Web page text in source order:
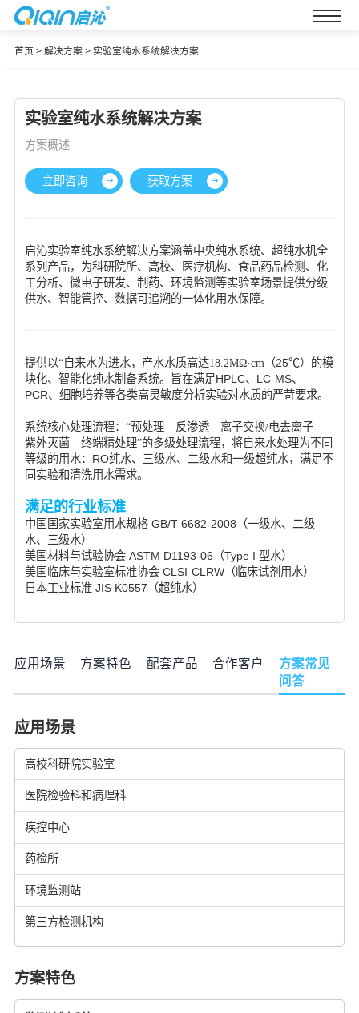
首页 > 解决方案> 实验室纯水系统解决方案
实验室纯水系统解决方案
方案概述
立即咨询 获取方案
启沁实验室纯水系统解决方案涵盖中央纯水系统、超纯水机全
系列产品，为科研院所、高校、医疗机构、食品药品检测、化
工分析、微电子研发、制药、环境监测等实验室场景提供分级
供水、智能管控、数据可追溯的一体化用水保障。
提供以“自来水为进水，产水水质高达18.2MΩ·cm （25℃）的模
块化、智能化纯水制备系统。旨在满足HPLC、LC-MS、
PCR、细胞培养等各类高灵敏度分析实验对水质的严苛要求。
系统核心处理流程：“预处理—反渗透—离子交换/电去离子—
紫外灭菌—终端精处理”的多级处理流程，将自来水处理为不同
等级的用水： RO纯水、三级水、二级水和一级超纯水，满足不
同实验和清洗用水需求。
满足的行业标准
中国国家实验室用水规格 GB/T 6682-2008（一级水、二级
水、三级水）
美国材料与试验协会 ASTM D1193-06（Type I 型水）
美国临床与实验室标准协会 CLSI-CLRW（临床试剂用水）
日本工业标准 JIS K0557（超纯水）
应用场景 方案特色 配套产品 合作客户
方案常见
问答
应用场景
高校科研院实验室
医院检验科和病理科
疾控中心
药检所
环境监测站
第三方检测机构
方案特色